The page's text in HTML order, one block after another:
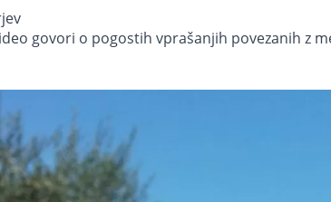
govori o pogostih vprašanjih povezanih z